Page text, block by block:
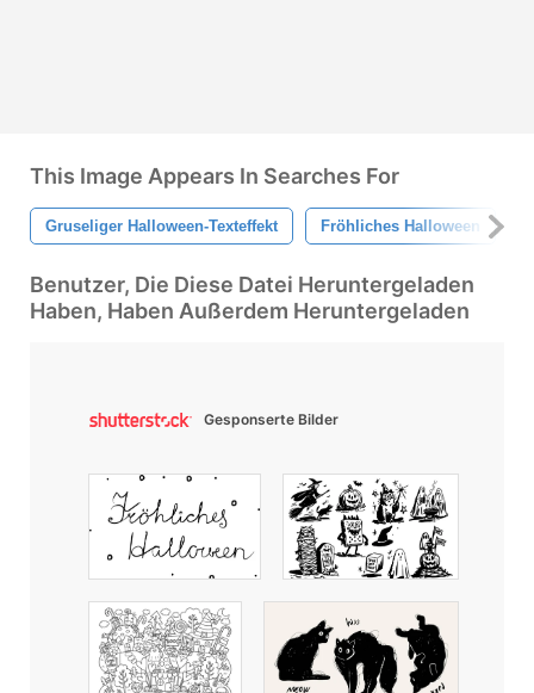
This Image Appears In Searches For
Gruseliger Halloween-Texteffekt Fröhliches Halloween
Benutzer, Die Diese Datei Heruntergeladen
Haben, Haben Außerdem Heruntergeladen
Gesponserte Bilder